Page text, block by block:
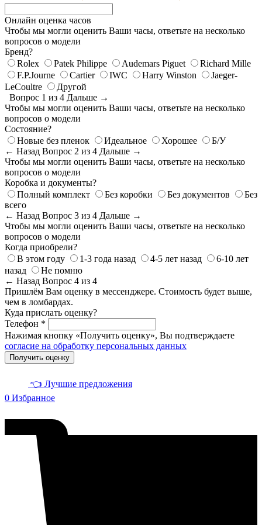
Онлайн оценка часов
Чтобы мы могли оценить Ваши часы, ответьте на несколько
вопросов о модели
Бренд?
Rolex
Patek Philippe Audemars Piguet
Richard Mille
F.P.Journe
Cartier IWC Harry Winston
Jaeger-
LeCoultre
Другой
Вопрос 1 из 4 Дальше →
Чтобы мы могли оценить Ваши часы, ответьте на несколько
вопросов о модели
Состояние?
Новые без пленок
Идеальное Хорошее
Б/У
← Назад Вопрос 2 из 4 Дальше →
Чтобы мы могли оценить Ваши часы, ответьте на несколько
вопросов о модели
Коробка и документы?
Полный комплект
Без коробки Без документов
Без
всего
← Назад Вопрос 3 из 4 Дальше →
Чтобы мы могли оценить Ваши часы, ответьте на несколько
вопросов о модели
Когда приобрели?
В этом году
1-3 года назад 4-5 лет назад
6-10 лет
назад
Не помню
← Назад Вопрос 4 из 4
Пришлём Вам оценку в мессенджере. Стоимость будет выше,
чем в ломбардах.
Куда прислать оценку?
Телефон *
Нажимая кнопку «Получить оценку», Вы подтверждаете
согласие на обработку персональных данных
Получить оценку
👈 Лучшие предложения
0 Избранное